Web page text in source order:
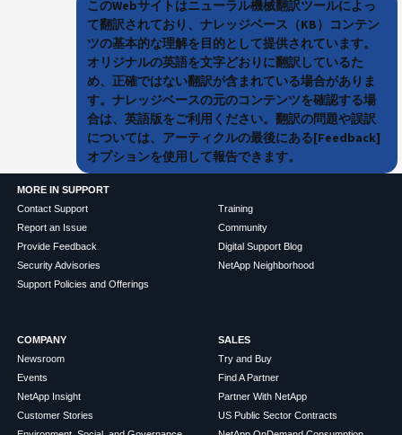
このWebサイトはニューラル機械翻訳ツールによっ
て翻訳されており、ナレッジベース（KB）コンテン
ツの基本的な理解を目的として提供されています。
オリジナルの英語を文字どおりに翻訳しているた
め、正確ではない翻訳が含まれている場合がありま
す。ナレッジベースの元のコンテンツを確認する場
合は、英語版をご利用ください。翻訳の問題や誤訳
については、アーティクルの最後にある[Feedback]
オプションを使用して報告できます。
MORE IN SUPPORT
Contact Support
Report an Issue
Provide Feedback
Security Advisories
Support Policies and Offerings
Training
Community
Digital Support Blog
NetApp Neighborhood
COMPANY
Newsroom
Events
NetApp Insight
Customer Stories
SALES
Try and Buy
Find A Partner
Partner With NetApp
US Public Sector Contracts